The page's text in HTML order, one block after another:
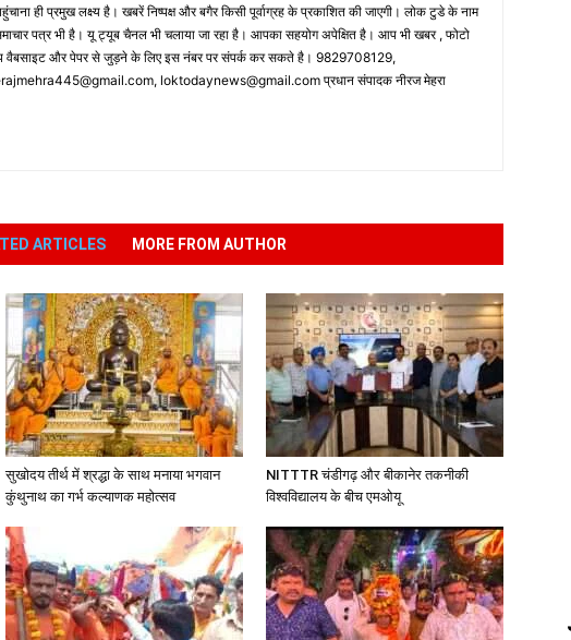
ही प्रमुख लक्ष्य है। खबरें निष्पक्ष और बगैर किसी पूर्वाग्रह के प्रकाशित की जाएगी। लोक टुडे के नाम
पत्र भी है। यू ट्यूब चैनल भी चलाया जा रहा है। आपका सहयोग अपेक्षित है। आप भी खबर , फोटो
और पेपर से जुड़ने के लिए इस नंबर पर संपर्क कर सकते है। 9829708129,
loktodaynews@gmail.com प्रधान संपादक नीरज मेहरा
ARTICLES MORE FROM AUTHOR
सुखोदय तीर्थ में श्रद्धा के साथ मनाया भगवान
कुंथुनाथ का गर्भ कल्याणक महोत्सव
NITTTR चंडीगढ़ और बीकानेर तकनीकी
विश्वविद्यालय के बीच एमओयू